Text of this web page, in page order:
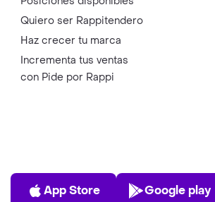
Quiero ser Rappitendero
Haz crecer tu marca
Incrementa tus ventas
con Pide por Rappi
App Store
App Store
Play
Google play